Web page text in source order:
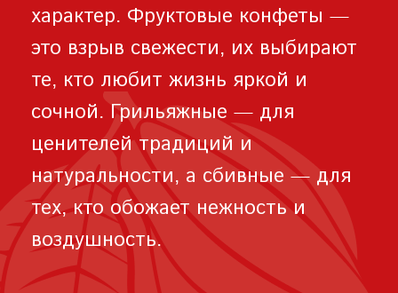
характер. Фруктовые конфеты —
это взрыв свежести, их выбирают
те, кто любит жизнь яркой и
сочной. Грильяжные — для
ценителей традиций и
натуральности, а сбивные — для
тех, кто обожает нежность и
воздушность.